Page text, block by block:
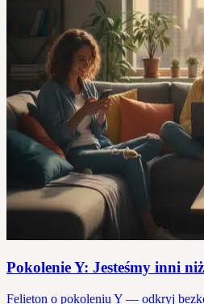
Pokolenie Y: Jesteśmy inni
Felieton o pokoleniu Y — odkryj